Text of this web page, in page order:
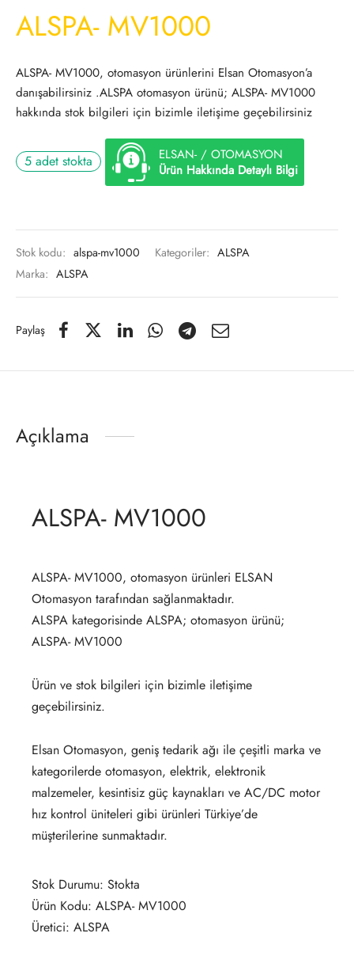
ALSPA- MV1000
ALSPA- MV1000, otomasyon ürünlerini Elsan Otomasyon’a
danışabilirsiniz .ALSPA otomasyon ürünü; ALSPA- MV1000
hakkında stok bilgileri için bizimle iletişime geçebilirsiniz
5 adet stokta
ELSAN- / OTOMASYON
Ürün Hakkında Detaylı Bilgi
Stok kodu: alspa-mv1000 Kategoriler: ALSPA
Marka: ALSPA
Paylaş
Açıklama
ALSPA- MV1000
ALSPA- MV1000, otomasyon ürünleri ELSAN
Otomasyon tarafından sağlanmaktadır.
ALSPA kategorisinde ALSPA; otomasyon ürünü;
ALSPA- MV1000
Ürün ve stok bilgileri için bizimle iletişime
geçebilirsiniz.
Elsan Otomasyon, geniş tedarik ağı ile çeşitli marka ve
kategorilerde otomasyon, elektrik, elektronik
malzemeler, kesintisiz güç kaynakları ve AC/DC motor
hız kontrol üniteleri gibi ürünleri Türkiye’de
müşterilerine sunmaktadır.
Stok Durumu: Stokta
Ürün Kodu: ALSPA- MV1000
Üretici: ALSPA